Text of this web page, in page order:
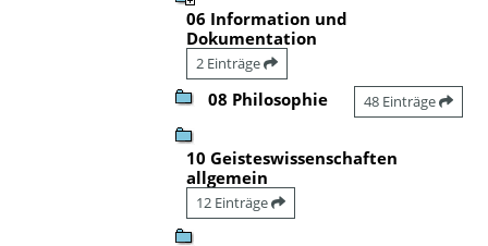
06 Information und
Dokumentation
2 Einträge
08 Philosophie 48 Einträge
10 Geisteswissenschaften
allgemein
12 Einträge